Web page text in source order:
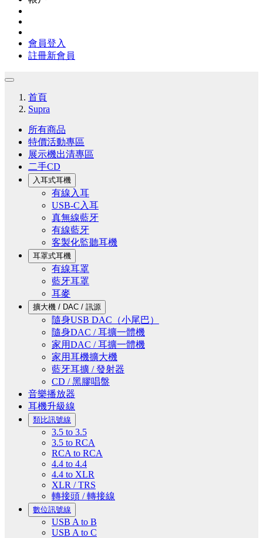
會員登入
註冊新會員
首頁
Supra
所有商品
特價活動專區
展示機出清專區
二手CD
入耳式耳機
有線入耳
USB-C入耳
真無線藍牙
有線藍牙
客製化監聽耳機
耳罩式耳機
有線耳罩
藍牙耳罩
耳麥
擴大機 / DAC / 訊源
隨身USB DAC（小尾巴）
隨身DAC / 耳擴一體機
家用DAC / 耳擴一體機
家用耳機擴大機
藍牙耳擴 / 發射器
CD / 黑膠唱盤
音樂播放器
耳機升級線
類比訊號線
3.5 to 3.5
3.5 to RCA
RCA to RCA
4.4 to 4.4
4.4 to XLR
XLR / TRS
轉接頭 / 轉接線
數位訊號線
USB A to B
USB A to C